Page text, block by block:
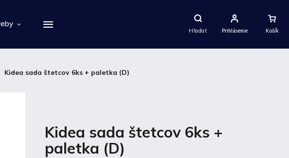
Hľadať
Nákupný
Košík
Prihlásenie
Kidea sada štetcov 6ks + paletka (D)
Kidea sada štetcov 6ks +
paletka (D)